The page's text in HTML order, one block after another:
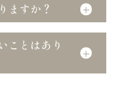
ますか？
ことはあり